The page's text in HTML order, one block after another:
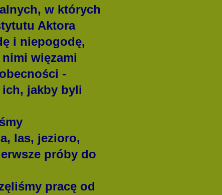
w których
Aktora
i niepogodę,
więzami
-
jakby byli
las, jezioro,
próby do
pracę od